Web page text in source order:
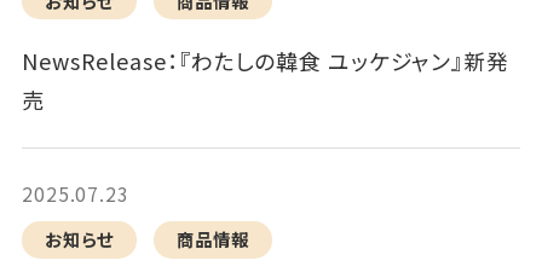
NewsRelease：『わたしの韓食 ユッケジャン』新発
売
2025.07.23
お知らせ 商品情報